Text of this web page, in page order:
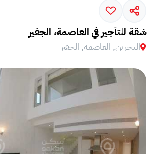
شقة للتأجير في العاصمة، الجفير
البحرين, العاصمة, الجفير